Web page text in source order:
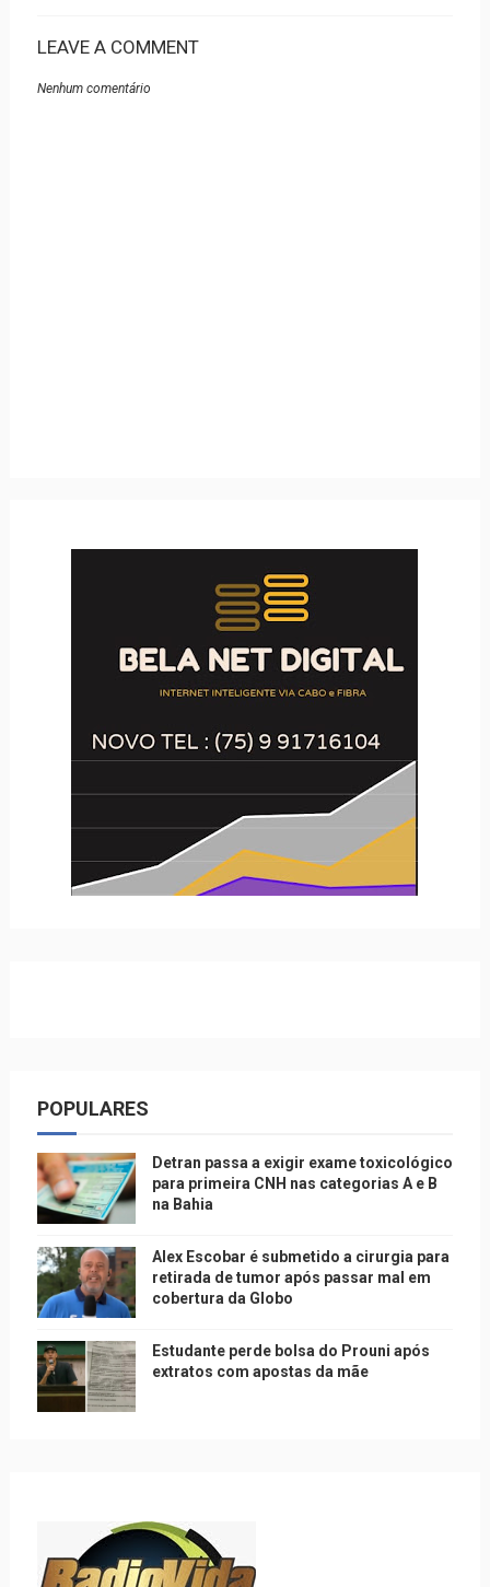
LEAVE A COMMENT
Nenhum comentário
POPULARES
Detran passa a exigir exame toxicológico
para primeira CNH nas categorias A e B
na Bahia
Alex Escobar é submetido a cirurgia para
retirada de tumor após passar mal em
cobertura da Globo
Estudante perde bolsa do Prouni após
extratos com apostas da mãe